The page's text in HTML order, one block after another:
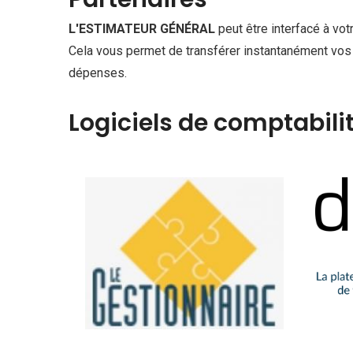
L'ESTIMATEUR GÉNÉRAL peut être interfacé à
Cela vous permet de transférer instantanément
dépenses.
Logiciels de